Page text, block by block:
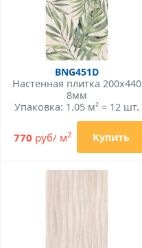
BNG451D
Настенная плитка 200x440
8мм
Упаковка: 1.05 м² = 12 шт.
770 руб/ м2 Купить